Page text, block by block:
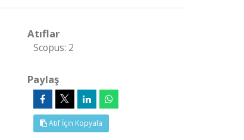
Atıflar
Scopus: 2
Paylaş
Atıf İçin Kopyala